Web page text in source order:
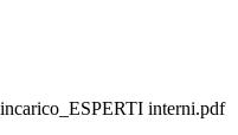
interni.pdf